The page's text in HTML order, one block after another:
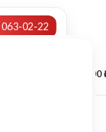
063-02-22
0,00